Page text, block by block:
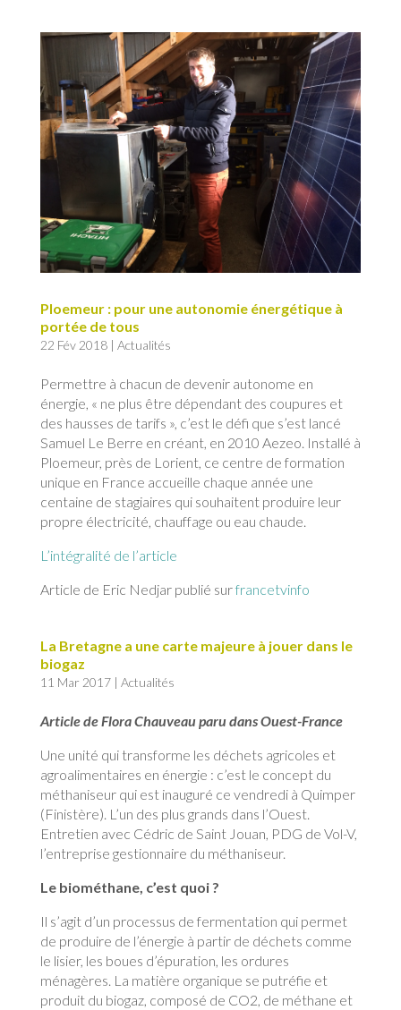
Ploemeur : pour une autonomie énergétique à
portée de tous
22 Fév 2018| Actualités
Permettre à chacun de devenir autonome en
énergie, « ne plus être dépendant des coupures et
des hausses de tarifs », c’est le défi que s’est lancé
Samuel Le Berre en créant, en 2010 Aezeo. Installé à
Ploemeur, près de Lorient, ce centre de formation
unique en France accueille chaque année une
centaine de stagiaires qui souhaitent produire leur
propre électricité, chauffage ou eau chaude.
L’intégralité de l’article
Article de Eric Nedjar publié surfrancetvinfo
La Bretagne a une carte majeure à jouer dans le
biogaz
11 Mar 2017| Actualités
Article de Flora Chauveau paru dans Ouest-France
Une unité qui transforme les déchets agricoles et
agroalimentaires en énergie : c’est le concept du
méthaniseur qui est inauguré ce vendredi à Quimper
(Finistère). L’un des plus grands dans l’Ouest.
Entretien avec Cédric de Saint Jouan, PDG de Vol-V,
l’entreprise gestionnaire du méthaniseur.
Le biométhane, c’est quoi ?
Il s’agit d’un processus de fermentation qui permet
de produire de l’énergie à partir de déchets comme
le lisier, les boues d’épuration, les ordures
ménagères. La matière organique se putréfie et
produit du biogaz, composé de CO2, de méthane et